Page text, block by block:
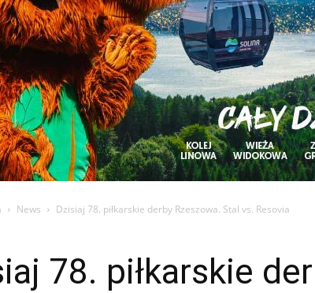
News Dzisiaj 78. piłkarskie derby Rzeszowa. Stal vs. Resovia
78. piłkarskie